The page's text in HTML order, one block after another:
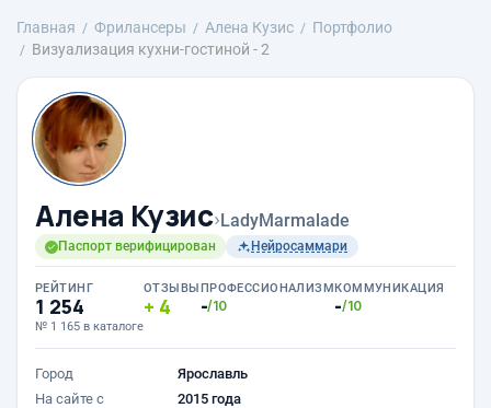
Главная Фрилансеры Алена Кузис
Портфолио
Визуализация кухни-гостиной - 2
Алена Кузис›LadyMarmalade
Паспорт верифицирован Нейросаммари
РЕЙТИНГ
1 254
№ 1 165 в каталоге
ОТЗЫВЫ
4
ПРОФЕССИОНАЛИЗМ
-/10
КОММУНИКАЦИЯ
-/10
Город
Ярославль
На сайте с
2015 года